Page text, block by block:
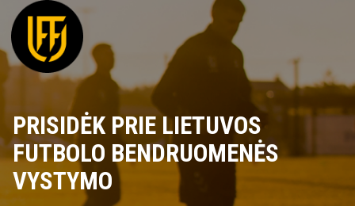
PRISIDĖK PRIE LIETUVOS
FUTBOLO BENDRUOMENĖS
VYSTYMO